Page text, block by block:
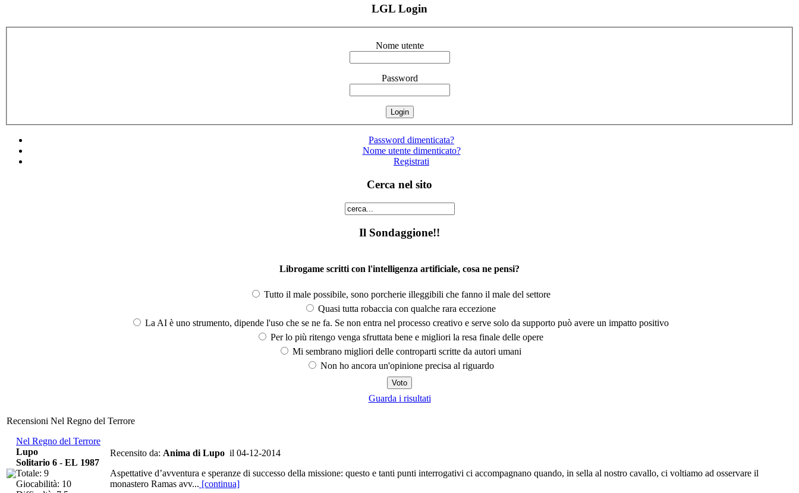
LGL Login
Nome utente
Password
Password dimenticata?
Nome utente dimenticato?
Registrati
Cerca nel sito
Il Sondaggione!!
Librogame scritti con l'intelligenza artificiale, cosa ne pensi?
Tutto il male possibile, sono porcherie illeggibili che fanno il male del settore
Quasi tutta robaccia con qualche rara eccezione
La AI è uno strumento, dipende l'uso che se ne fa. Se non entra nel processo creativo e serve solo da supporto può avere un impatto positivo
Per lo più ritengo venga sfruttata bene e migliori la resa finale delle opere
Mi sembrano migliori delle controparti scritte da autori umani
Non ho ancora un'opinione precisa al riguardo
Guarda i risultati
Recensioni Nel Regno del Terrore
Nel Regno del Terrore
Recensito da: Anima di Lupo il 04-12-2014
Aspettative d’avventura e speranze di successo della missione: questo e tanti punti interrogativi ci accompagnano quando, in sella al nostro cavallo, ci voltiamo ad osservare il
monastero Ramas avv... [continua]
Lupo
Solitario 6 - EL 1987
Totale: 9
Giocabilità: 10